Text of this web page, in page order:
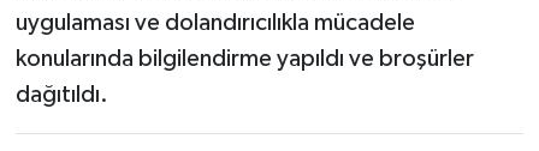
uygulaması ve dolandırıcılıkla mücadele
konularında bilgilendirme yapıldı ve broşürler
dağıtıldı.